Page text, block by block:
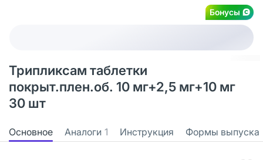
Бонусы
Трипликсам таблетки
покрыт.плен.об. 10 мг+2,5 мг+10 мг
30 шт
Основное Аналоги 1 Инструкция Формы выпуска